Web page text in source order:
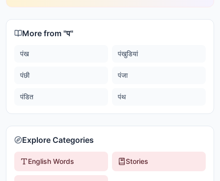
More from "प"
पंख पंखुडियां
पंछी पंजा
पंडित पंथ
Explore Categories
English Words Stories